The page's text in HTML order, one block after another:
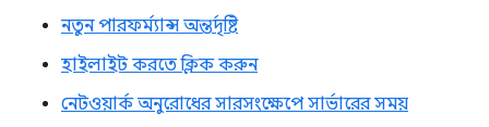
নতুন পারফর্ম্যান্স অন্তর্দৃষ্টি
হাইলাইট করতে ক্লিক করুন
নেটওয়ার্ক অনুরোধের সারসংক্ষেপে সার্ভারের সময়